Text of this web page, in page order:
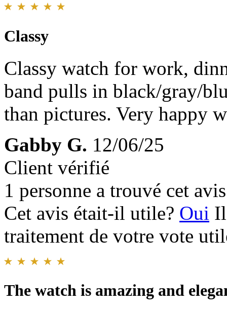
Classy
Classy watch for work,
band pulls in black/gray/
than pictures. Very happy
Gabby G. 12/06/25
Client vérifié
1 personne a trouvé cet
Cet avis était-il utile? Oui
traitement de votre vote
The watch is amazing and